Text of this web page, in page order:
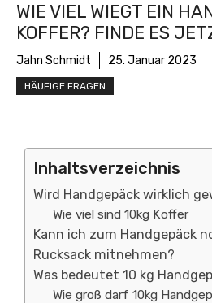
WIE VIEL WIEGT EIN
KOFFER? FINDE ES
Jahn Schmidt 25. Januar 2023
HÄUFIGE FRAGEN
Inhaltsverzeichnis
Wird Handgepäck wirklich
Wie viel sind 10kg Koffer
Kann ich zum Handgepäck
Rucksack mitnehmen?
Was bedeutet 10 kg
Wie groß darf 10kg